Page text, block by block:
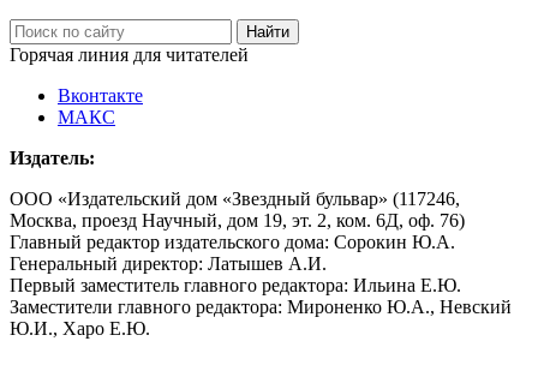
Горячая линия для читателей
Вконтакте
МАКС
Издатель:
ООО «Издательский дом «Звездный бульвар» (117246,
Москва, проезд Научный, дом 19, эт. 2, ком. 6Д, оф. 76)
Главный редактор издательского дома: Сорокин Ю.А.
Генеральный директор: Латышев А.И.
Первый заместитель главного редактора: Ильина Е.Ю.
Заместители главного редактора: Мироненко Ю.А., Невский
Ю.И., Харо Е.Ю.